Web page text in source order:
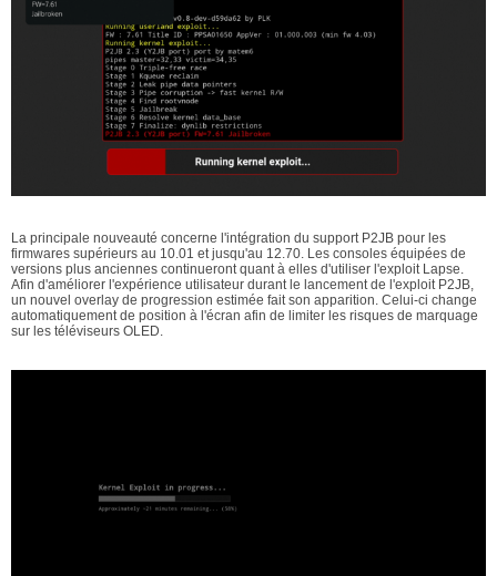
La principale nouveauté concerne l'intégration du support P2JB pour les
firmwares supérieurs au 10.01 et jusqu'au 12.70. Les consoles équipées de
versions plus anciennes continueront quant à elles d'utiliser l'exploit Lapse.
Afin d'améliorer l'expérience utilisateur durant le lancement de l'exploit P2JB,
un nouvel overlay de progression estimée fait son apparition. Celui-ci change
automatiquement de position à l'écran afin de limiter les risques de marquage
sur les téléviseurs OLED.